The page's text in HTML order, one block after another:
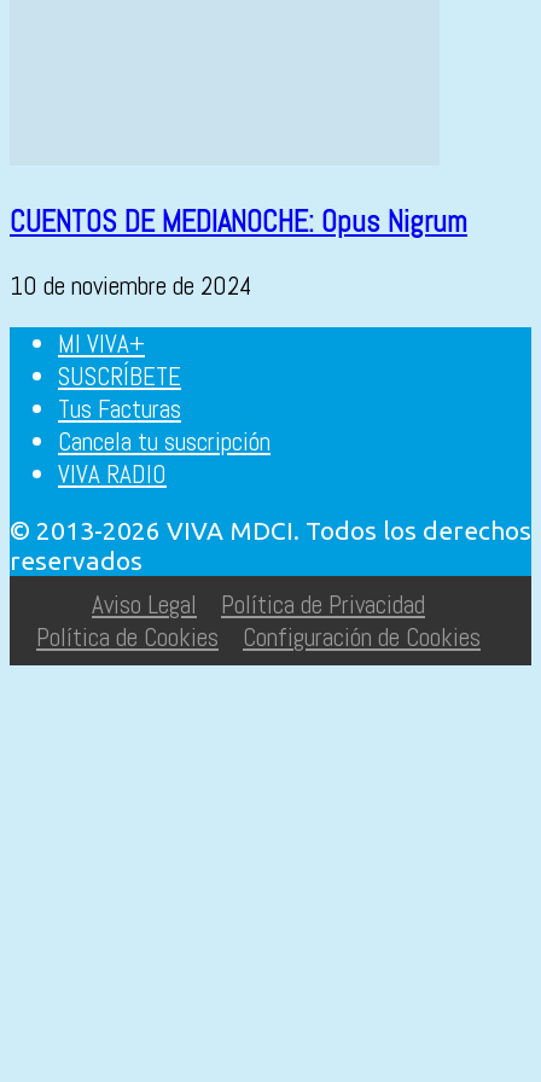
CUENTOS DE MEDIANOCHE: Opus Nigrum
10 de noviembre de 2024
MI VIVA+
SUSCRÍBETE
Tus Facturas
Cancela tu suscripción
VIVA RADIO
© 2013-2026 VIVA MDCI. Todos los derechos
reservados
Aviso Legal
Política de Privacidad
Política de Cookies
Configuración de Cookies